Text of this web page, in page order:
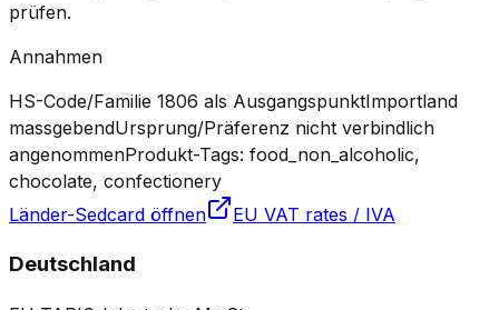
prüfen.
Annahmen
HS-Code/Familie 1806 als AusgangspunktImportland
massgebendUrsprung/Präferenz nicht verbindlich
angenommenProdukt-Tags: food_non_alcoholic,
chocolate, confectionery
Länder-Sedcard öffnen
EU VAT rates / IVA
Deutschland